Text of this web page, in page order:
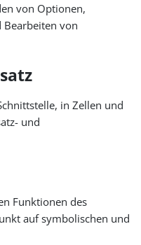
von Optionen,
von
in Zellen und
und
Funktionen des
auf symbolischen und